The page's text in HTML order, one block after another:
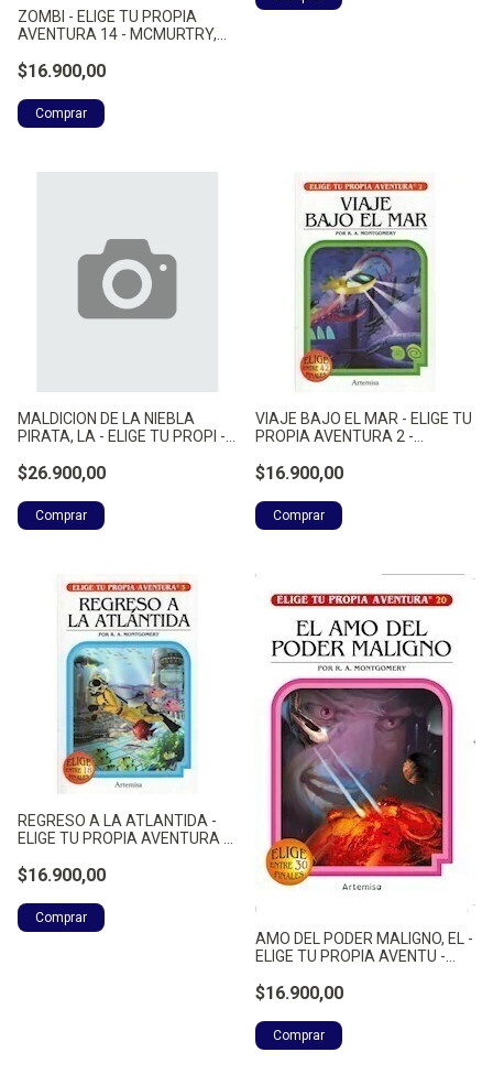
ZOMBI - ELIGE TU PROPIA
AVENTURA 14 - MCMURTRY,
$16.900,00
MALDICION DE LA NIEBLA
PIRATA, LA - ELIGE TU PROPI -
$26.900,00
VIAJE BAJO EL MAR - ELIGE TU
PROPIA AVENTURA 2 -
$16.900,00
REGRESO A LA ATLANTIDA -
ELIGE TU PROPIA AVENTURA -
$16.900,00
AMO DEL PODER MALIGNO, EL -
ELIGE TU PROPIA AVENTU -
$16.900,00